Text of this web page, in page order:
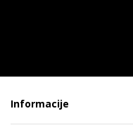
Informacije